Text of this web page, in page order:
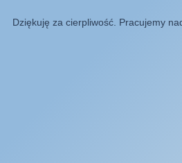
Dziękuję za cierpliwość. Pracujemy